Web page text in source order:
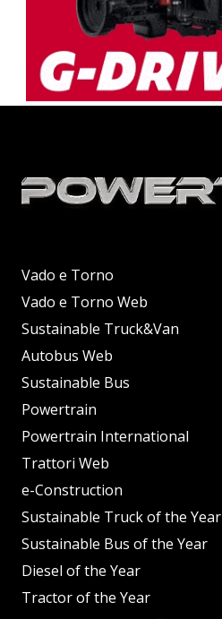
Vado e Torno
Vado e Torno Web
Sustainable Truck&Van
Autobus Web
Sustainable Bus
Powertrain
Powertrain International
Trattori Web
e-Construction
Sustainable Truck of the Year
Sustainable Bus of the Year
Diesel of the Year
Tractor of the Year